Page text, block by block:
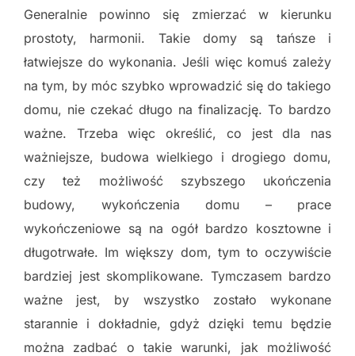
Generalnie powinno się zmierzać w kierunku
prostoty, harmonii. Takie domy są tańsze i
łatwiejsze do wykonania. Jeśli więc komuś zależy
na tym, by móc szybko wprowadzić się do takiego
domu, nie czekać długo na finalizację. To bardzo
ważne. Trzeba więc określić, co jest dla nas
ważniejsze, budowa wielkiego i drogiego domu,
czy też możliwość szybszego ukończenia
budowy, wykończenia domu – prace
wykończeniowe są na ogół bardzo kosztowne i
długotrwałe. Im większy dom, tym to oczywiście
bardziej jest skomplikowane. Tymczasem bardzo
ważne jest, by wszystko zostało wykonane
starannie i dokładnie, gdyż dzięki temu będzie
można zadbać o takie warunki, jak możliwość